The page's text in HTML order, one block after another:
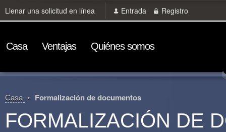
Llenar una solicitud en línea Entrada Registro
Сasa Ventajas Quiénes somos
Сasa Formalización de documentos
FORMALIZACIÓN DE